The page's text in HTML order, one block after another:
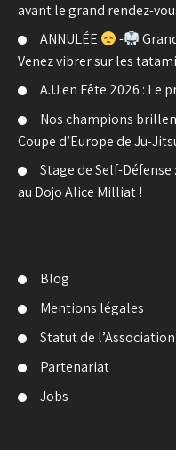
avant le grand rendez-
ANNULÉE
-
Venez vibrer sur les
AJJ en Fête 2026 : Le
Nos champions
Coupe d’Europe de Ju-
Stage de Self-
au Dojo Alice Milliat !
Blog
Mentions légales
Statut de l’Association
Partenariat
Jobs